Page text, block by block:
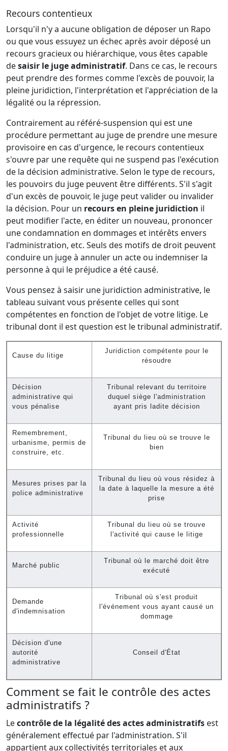
Recours contentieux
Lorsqu'il n'y a aucune obligation de déposer un Rapo
ou que vous essuyez un échec après avoir déposé un
recours gracieux ou hiérarchique, vous êtes capable
desaisir le juge administratif. Dans ce cas, le recours
peut prendre des formes comme l'excès de pouvoir, la
pleine juridiction, l'interprétation et l'appréciation de la
légalité ou la répression.
Contrairement au référé-suspension qui est une
procédure permettant au juge de prendre une mesure
provisoire en cas d'urgence, le recours contentieux
s'ouvre par une requête qui ne suspend pas l'exécution
de la décision administrative. Selon le type de recours,
les pouvoirs du juge peuvent être différents. S'il s'agit
d'un excès de pouvoir, le juge peut valider ou invalider
la décision. Pour un recours en pleine juridiction il
peut modifier l'acte, en éditer un nouveau, prononcer
une condamnation en dommages et intérêts envers
l'administration, etc. Seuls des motifs de droit peuvent
conduire un juge à annuler un acte ou indemniser la
personne à qui le préjudice a été causé.
Vous pensez à saisir une juridiction administrative, le
tableau suivant vous présente celles qui sont
compétentes en fonction de l'objet de votre litige. Le
tribunal dont il est question est le tribunal administratif.
Cause du litige
Juridiction compétente pour le
résoudre
Décision
administrative qui
vous pénalise
Tribunal relevant du territoire
duquel siège l'administration
ayant pris ladite décision
Remembrement,
urbanisme, permis de
construire, etc.
Tribunal du lieu où se trouve le
bien
Mesures prises par la
police administrative
Tribunal du lieu où vous résidez à
la date à laquelle la mesure a été
prise
Activité
professionnelle
Tribunal du lieu où se trouve
l'activité qui cause le litige
Marché public
Tribunal où le marché doit être
exécuté
Demande
d'indemnisation
Tribunal où s'est produit
l'événement vous ayant causé un
dommage
Décision d'une
autorité
administrative
Conseil d'État
Comment se fait le contrôle des actes
administratifs ?
Lecontrôle de la légalité des actes administratifs est
généralement effectué par l'administration. S'il
appartient aux collectivités territoriales et aux